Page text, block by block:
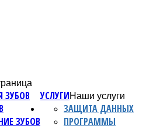
УСЛУГИНаши услуги
ЗУБОВ
ЗУБОВ
ЗАЩИТА ДАННЫХ
ПРОГРАММЫ